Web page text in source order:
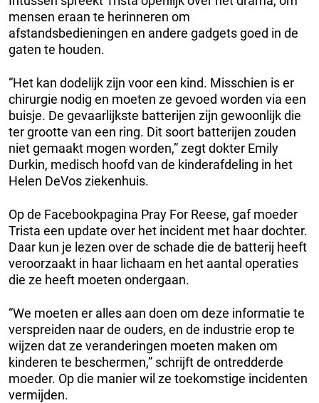
mensen eraan te herinneren om
afstandsbedieningen en andere gadgets goed in de
gaten te houden.
“Het kan dodelijk zijn voor een kind. Misschien is er
chirurgie nodig en moeten ze gevoed worden via een
buisje. De gevaarlijkste batterijen zijn gewoonlijk die
ter grootte van een ring. Dit soort batterijen zouden
niet gemaakt mogen worden,” zegt dokter Emily
Durkin, medisch hoofd van de kinderafdeling in het
Helen DeVos ziekenhuis.
Op de Facebookpagina Pray For Reese, gaf moeder
Trista een update over het incident met haar dochter.
Daar kun je lezen over de schade die de batterij heeft
veroorzaakt in haar lichaam en het aantal operaties
die ze heeft moeten ondergaan.
“We moeten er alles aan doen om deze informatie te
verspreiden naar de ouders, en de industrie erop te
wijzen dat ze veranderingen moeten maken om
kinderen te beschermen,” schrijft de ontredderde
moeder. Op die manier wil ze toekomstige incidenten
vermijden.